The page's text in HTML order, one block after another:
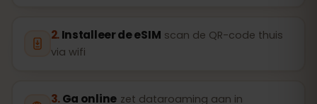
Installeer de eSIM scan de QR-code thuis
via wifi
Ga online zet dataroaming aan in